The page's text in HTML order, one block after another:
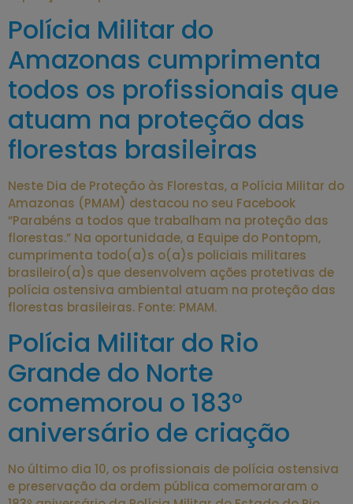
Polícia Militar do
Amazonas cumprimenta
todos os profissionais que
atuam na proteção das
florestas brasileiras
Neste Dia de Proteção às Florestas, a Polícia Militar do
Amazonas (PMAM) destacou no seu Facebook
“Parabéns a todos que trabalham na proteção das
florestas.” Na oportunidade, a Equipe do Pontopm,
cumprimenta todo(a)s o(a)s policiais militares
brasileiro(a)s que desenvolvem ações protetivas de
polícia ostensiva ambiental atuam na proteção das
florestas brasileiras. Fonte: PMAM.
Polícia Militar do Rio
Grande do Norte
comemorou o 183º
aniversário de criação
No último dia 10, os profissionais de polícia ostensiva
e preservação da ordem pública comemoraram o